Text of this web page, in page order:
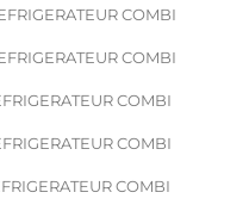
COMBI
COMBI
COMBI
COMBI
COMBI